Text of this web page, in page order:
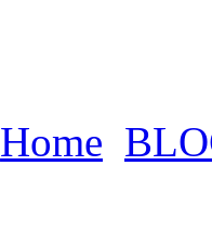
Home